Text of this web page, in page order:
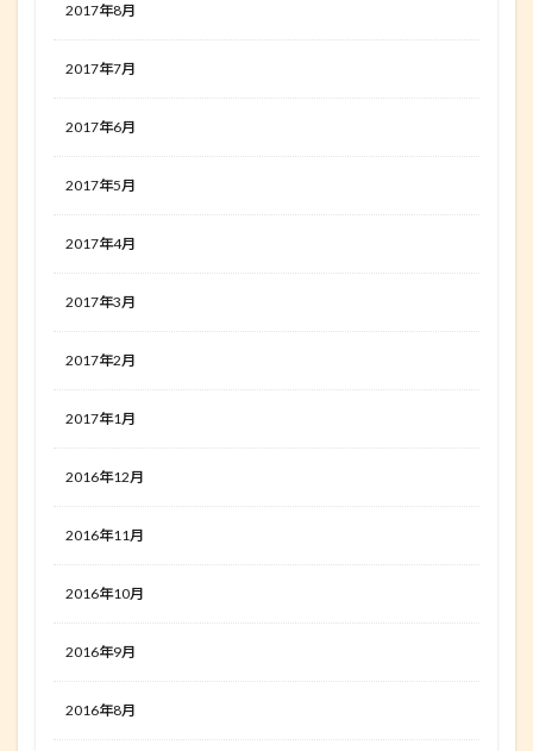
2017年8月
2017年7月
2017年6月
2017年5月
2017年4月
2017年3月
2017年2月
2017年1月
2016年12月
2016年11月
2016年10月
2016年9月
2016年8月